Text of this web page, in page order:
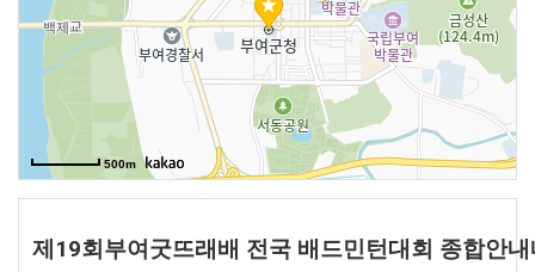
500m
제19회부여굿뜨래배 전국 배드민턴대회 종합안내